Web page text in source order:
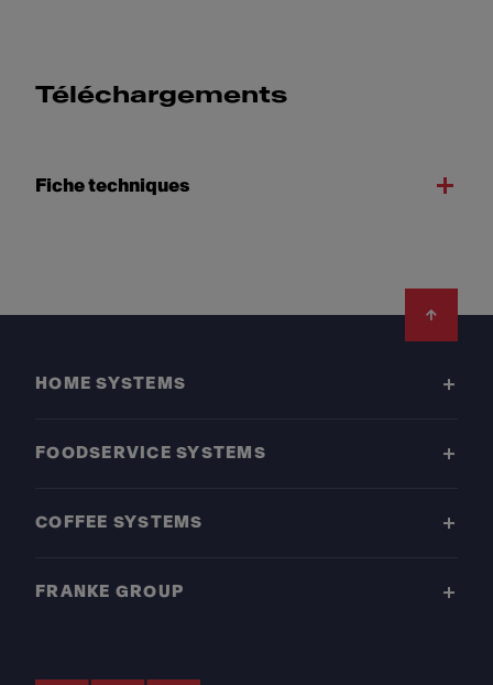
Téléchargements
Fiche techniques
HOME SYSTEMS
FOODSERVICE SYSTEMS
COFFEE SYSTEMS
FRANKE GROUP